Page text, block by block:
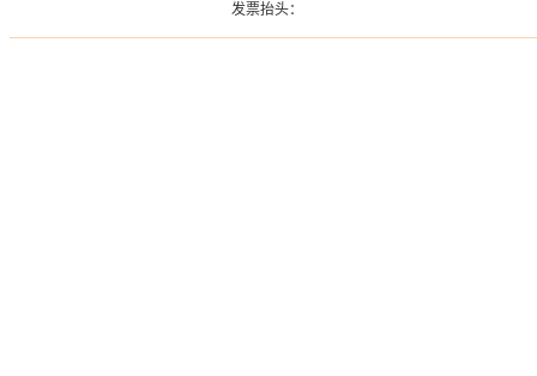
发票抬头：